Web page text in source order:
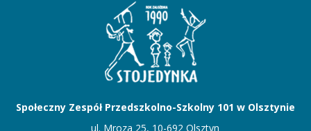
Społeczny Zespół Przedszkolno-Szkolny 101 w Olsztynie
ul. Mroza 25, 10-692 Olsztyn